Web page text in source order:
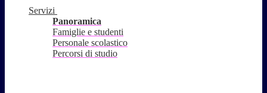
Servizi
Panoramica
Famiglie e studenti
Personale scolastico
Percorsi di studio